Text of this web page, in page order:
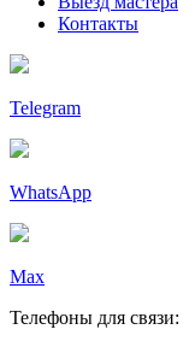
Контакты
Telegram
WhatsApp
Max
Телефоны для связи: